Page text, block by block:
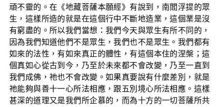
頑不靈的。在《地藏菩薩本願經》有說到，南閻浮提的眾
生，這樣所造的就是在這個行中不斷地造業，這個業是沒
有窮盡的。所以我們當想：我們今天與眾生有所不同的，
因為我們知道他們不是眾生，我們也不是眾生。我們都有
如來的法性，有如來真正的體性，有這個本住的涅槃；這
個真如心從古到今，乃至於未來都不會改變，乃至一直到
我們成佛，祂也不會改變。如果真要說有什麼差別，就是
祂能夠與善十一心所法相應，跟五別境心所法相應。這樣
甚深的道理又是我們所企慕的，而為十方的一切菩薩所共